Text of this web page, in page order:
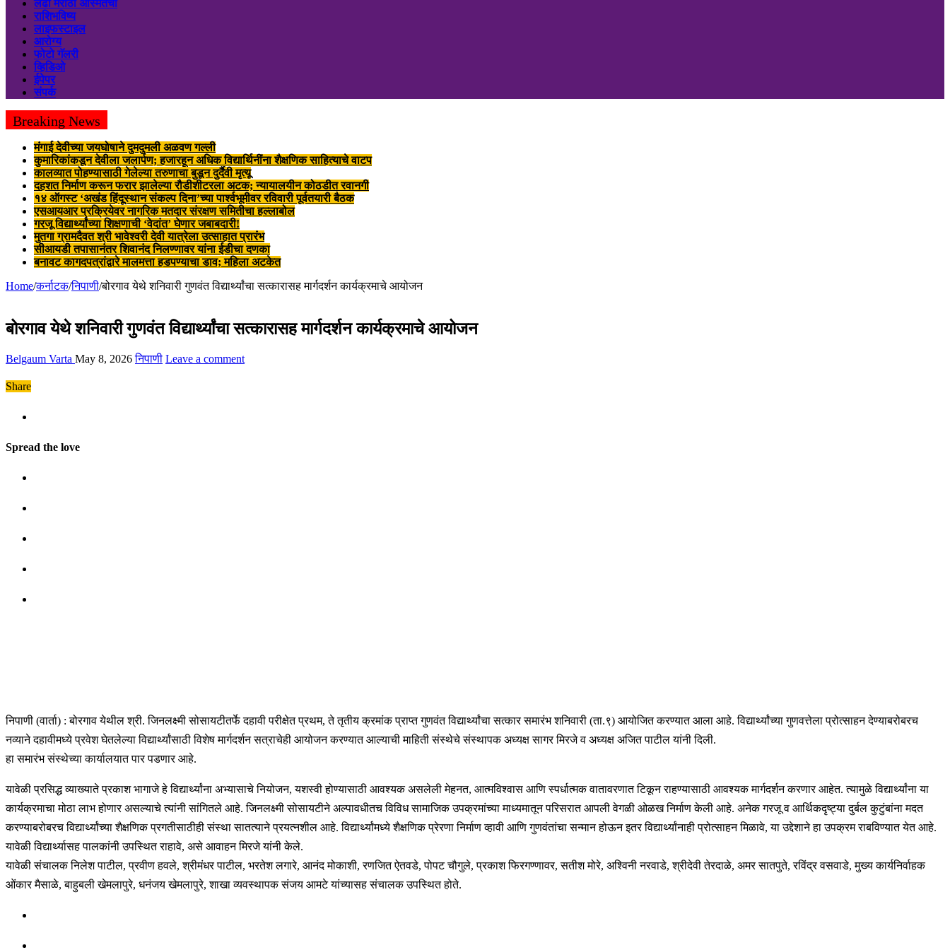
लढा मराठी अस्मितेचा
राशिभविष्य
लाइफस्टाइल
आरोग्य
फोटो गॅलरी
व्हिडिओ
ईपेपर
संपर्क
Breaking News
मंगाई देवीच्या जयघोषाने दुमदुमली अळवण गल्ली
कुमारिकांकडून देवीला जलार्पण; हजारहून अधिक विद्यार्थिनींना शैक्षणिक साहित्याचे वाटप
कालव्यात पोहण्यासाठी गेलेल्या तरुणाचा बुडून दुर्दैवी मृत्यू
दहशत निर्माण करून फरार झालेल्या रौडीशीटरला अटक; न्यायालयीन कोठडीत रवानगी
१४ ऑगस्ट ‘अखंड हिंदूस्थान संकल्प दिना’च्या पार्श्वभूमीवर रविवारी पूर्वतयारी बैठक
एसआयआर प्रक्रियेवर नागरिक मतदार संरक्षण समितीचा हल्लाबोल
गरजू विद्यार्थ्यांच्या शिक्षणाची ‘वेदांत’ घेणार जबाबदारी!
मुतगा ग्रामदैवत श्री भावेश्वरी देवी यात्रेला उत्साहात प्रारंभ
सीआयडी तपासानंतर शिवानंद निलण्णावर यांना ईडीचा दणका
बनावट कागदपत्रांद्वारे मालमत्ता हडपण्याचा डाव; महिला अटकेत
Home/कर्नाटक/निपाणी/बोरगाव येथे शनिवारी गुणवंत विद्यार्थ्यांचा सत्कारासह मार्गदर्शन कार्यक्रमाचे आयोजन
बोरगाव येथे शनिवारी गुणवंत विद्यार्थ्यांचा सत्कारासह मार्गदर्शन कार्यक्रमाचे आयोजन
Belgaum Varta May 8, 2026 निपाणी Leave a comment
Share
Spread the love
निपाणी (वार्ता) : बोरगाव येथील श्री. जिनलक्ष्मी सोसायटीतर्फे दहावी परीक्षेत प्रथम, ते तृतीय क्रमांक प्राप्त गुणवंत विद्यार्थ्यांचा सत्कार समारंभ शनिवारी (ता.९) आयोजित करण्यात आला आहे. विद्यार्थ्यांच्या गुणवत्तेला प्रोत्साहन देण्याबरोबरच
नव्याने दहावीमध्ये प्रवेश घेतलेल्या विद्यार्थ्यांसाठी विशेष मार्गदर्शन सत्राचेही आयोजन करण्यात आल्याची माहिती संस्थेचे संस्थापक अध्यक्ष सागर मिरजे व अध्यक्ष अजित पाटील यांनी दिली.
हा समारंभ संस्थेच्या कार्यालयात पार पडणार आहे.
यावेळी प्रसिद्ध व्याख्याते प्रकाश भागाजे हे विद्यार्थ्यांना अभ्यासाचे नियोजन, यशस्वी होण्यासाठी आवश्यक असलेली मेहनत, आत्मविश्वास आणि स्पर्धात्मक वातावरणात टिकून राहण्यासाठी आवश्यक मार्गदर्शन करणार आहेत. त्यामुळे विद्यार्थ्यांना या
कार्यक्रमाचा मोठा लाभ होणार असल्याचे त्यांनी सांगितले आहे. जिनलक्ष्मी सोसायटीने अल्पावधीतच विविध सामाजिक उपक्रमांच्या माध्यमातून परिसरात आपली वेगळी ओळख निर्माण केली आहे. अनेक गरजू व आर्थिकदृष्ट्या दुर्बल कुटुंबांना मदत
करण्याबरोबरच विद्यार्थ्यांच्या शैक्षणिक प्रगतीसाठीही संस्था सातत्याने प्रयत्नशील आहे. विद्यार्थ्यांमध्ये शैक्षणिक प्रेरणा निर्माण व्हावी आणि गुणवंतांचा सन्मान होऊन इतर विद्यार्थ्यांनाही प्रोत्साहन मिळावे, या उद्देशाने हा उपक्रम राबविण्यात येत आहे.
यावेळी विद्यार्थ्यासह पालकांनी उपस्थित राहावे, असे आवाहन मिरजे यांनी केले.
यावेळी संचालक निलेश पाटील, प्रवीण हवले, श्रीमंधर पाटील, भरतेश लगारे, आनंद मोकाशी, रणजित ऐतवडे, पोपट चौगुले, प्रकाश फिरगण्णावर, सतीश मोरे, अश्विनी नरवाडे, श्रीदेवी तेरदाळे, अमर सातपुते, रविंद्र वसवाडे, मुख्य कार्यनिर्वाहक
ओंकार मैसाळे, बाहुबली खेमलापुरे, धनंजय खेमलापुरे, शाखा व्यवस्थापक संजय आमटे यांच्यासह संचालक उपस्थित होते.